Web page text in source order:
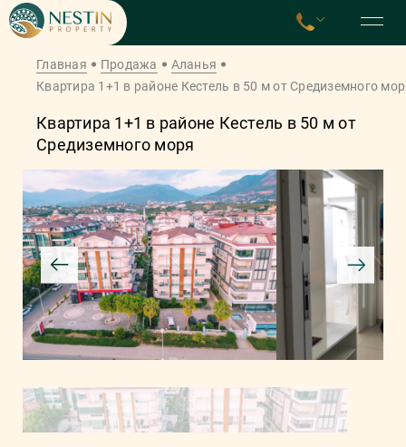
Главная Продажа
Аланья
Квартира 1+1 в районе Кестель в 50 м от Средиземного
Квартира 1+1 в районе Кестель в 50 м от
Средиземного моря
Получить индивидуальную
подборку объектов
Оставьте ваши контактные данные и наш менеджер
свяжется с вами для уточнения всех деталей
ВАШЕ ИМЯ
ТЕЛЕФОН
ОТПРАВИТЬ